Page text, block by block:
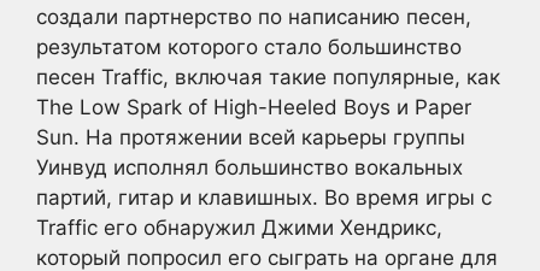
создали партнерство по написанию песен,
результатом которого стало большинство
песен Traffic, включая такие популярные, как
The Low Spark of High-Heeled Boys и Paper
Sun. На протяжении всей карьеры группы
Уинвуд исполнял большинство вокальных
партий, гитар и клавишных. Во время игры с
Traffic его обнаружил Джими Хендрикс,
который попросил его сыграть на органе для